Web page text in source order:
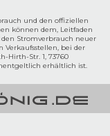
und den offiziellen
können dem‚ Leitfaden
Stromverbrauch neuer
bei der
Hirth-Str. 1, 73760
erhältlich ist.